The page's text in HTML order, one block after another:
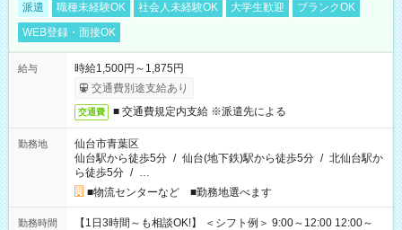
派遣 職種未経験OK 社会人未経験OK 大学生歓迎
ブランクOK
WEB登録・面接OK
給与
時給1,500円～1,875円
交通費別途支給あり
交通費 ■ 交通費規定内支給 ※派遣先による
勤務地
仙台市青葉区
仙台駅から徒歩5分 / 仙台(地下鉄)駅から徒歩5分 / 北仙台駅か
ら徒歩5分 / …
■物流センターなど ■勤務地選べます
勤務時間
【1日3時間～も相談OK!】 ＜シフト例＞ 9:00～12:00 12:00～